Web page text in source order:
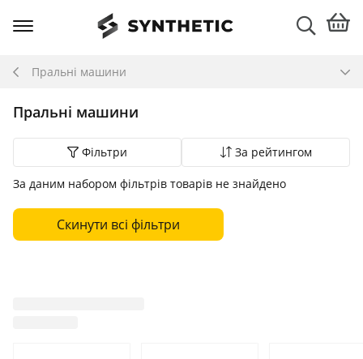
Пральні машини
Пральні машини
Фільтри За рейтингом
За даним набором фільтрів товарів не знайдено
Скинути всі фільтри